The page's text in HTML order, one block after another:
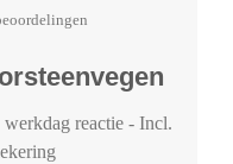
reactie - Incl.